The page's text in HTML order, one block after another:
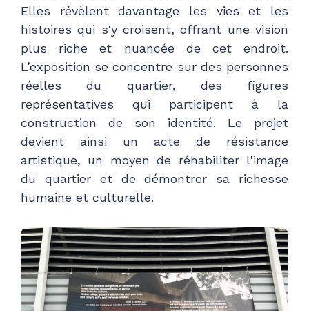
Elles révèlent davantage les vies et les
histoires qui s'y croisent, offrant une vision
plus riche et nuancée de cet endroit.
L’exposition se concentre sur des personnes
réelles du quartier, des figures
représentatives qui participent à la
construction de son identité. Le projet
devient ainsi un acte de résistance
artistique, un moyen de réhabiliter l'image
du quartier et de démontrer sa richesse
humaine et culturelle.